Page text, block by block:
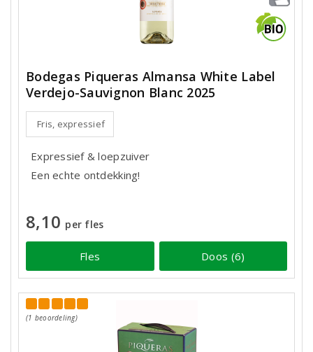
Bodegas Piqueras Almansa White Label
Verdejo-Sauvignon Blanc 2025
Fris, expressief
Expressief & loepzuiver
Een echte ontdekking!
8,10 per fles
Fles Doos (6)
(1 beoordeling)